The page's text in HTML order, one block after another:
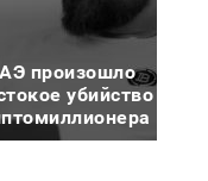
произошло
убийство